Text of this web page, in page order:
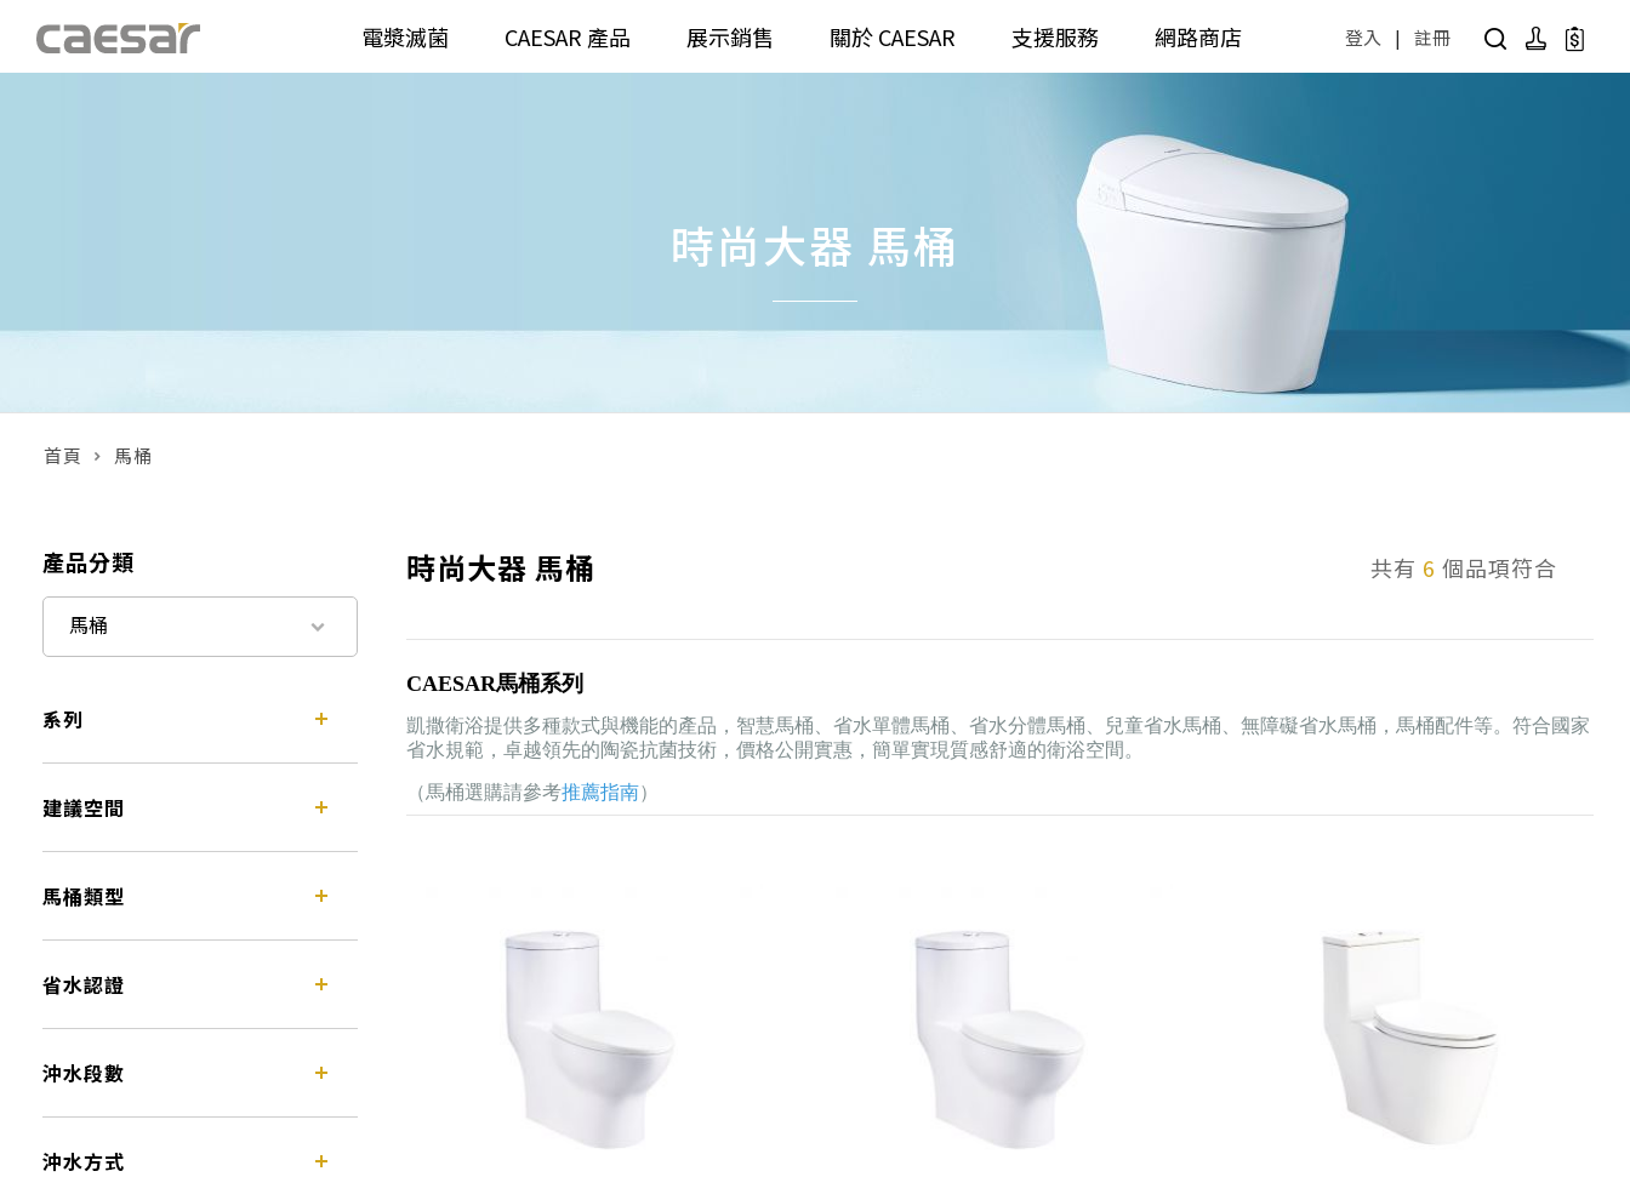
電漿滅菌 CAESAR 產品
⼿持蓮蓬頭
浴缸
通用設計方案
全齡 / 樂齡
面盆 / 感應龍頭 / 拖布盆
便斗 / 馬桶 / 蹲便
公共配件
無障礙衛浴設備方案
無障礙衛浴
廚房空間
廚房龍頭
展示銷售 關於 CAESAR 支援服務 網路商店 登入 | 註冊
產品型號查詢
販賣中商品 已下架商品
搜尋產品
時尚大器 馬桶
首頁 馬桶
產品分類
馬桶
系列
建議空間
馬桶類型
省水認證
沖水段數
沖水方式
時尚大器 馬桶 共有 6 個品項符合
CAESAR馬桶系列
凱撒衛浴提供多種款式與機能的產品，智慧馬桶、省水單體馬桶、省水分體馬桶、兒童省水馬桶、無障礙省水馬桶，馬桶配件等。符合國家
省水規範，卓越領先的陶瓷抗菌技術，價格公開實惠，簡單實現質感舒適的衛浴空間。
（馬桶選購請參考推薦指南）